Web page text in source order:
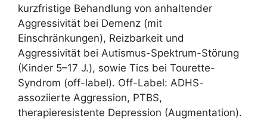
kurzfristige Behandlung von anhaltender
Aggressivität bei Demenz (mit
Einschränkungen), Reizbarkeit und
Aggressivität bei Autismus-Spektrum-Störung
(Kinder 5–17 J.), sowie Tics bei Tourette-
Syndrom (off-label). Off-Label: ADHS-
assoziierte Aggression, PTBS,
therapieresistente Depression (Augmentation).